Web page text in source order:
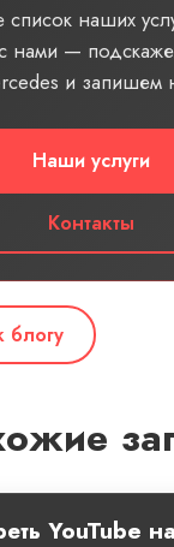
список наших
нами —
и запишем
Наши услуги
Контакты
YouTube